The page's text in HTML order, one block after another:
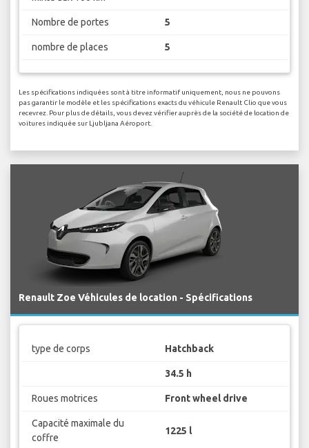
Nombre de portes 5
nombre de places 5
Les spécifications indiquées sont à titre informatif uniquement, nous ne pouvons
pas garantir le modèle et les spécifications exacts du véhicule Renault Clio que vous
recevrez. Pour plus de détails, vous devez vérifier auprès de la société de location de
voitures indiquée sur Ljubljana Aéroport.
Renault Zoe Véhicules de location - Spécifications
type de corps Hatchback
34.5 h
Roues motrices Front wheel drive
Capacité maximale du
coffre
1225 l